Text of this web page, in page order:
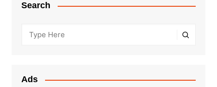
Search
Ads